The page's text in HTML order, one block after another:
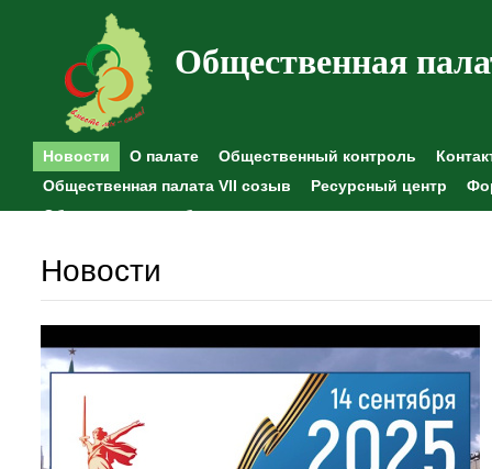
Общественная
Новости О палате Общественный контроль
Общественная палата VII созыв
Ресурсный центр
Общественные наблюдения
Новости